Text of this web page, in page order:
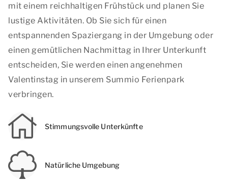
mit einem reichhaltigen Frühstück und planen Sie
lustige Aktivitäten. Ob Sie sich für einen
entspannenden Spaziergang in der Umgebung oder
einen gemütlichen Nachmittag in Ihrer Unterkunft
entscheiden, Sie werden einen angenehmen
Valentinstag in unserem Summio Ferienpark
verbringen.
Stimmungsvolle Unterkünfte
Natürliche Umgebung